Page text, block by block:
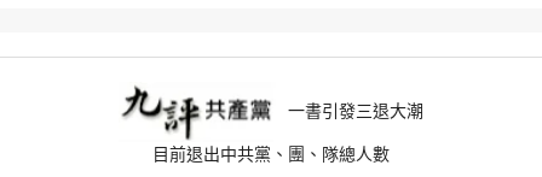
一書引發三退大潮
目前退出中共黨、團、隊總人數